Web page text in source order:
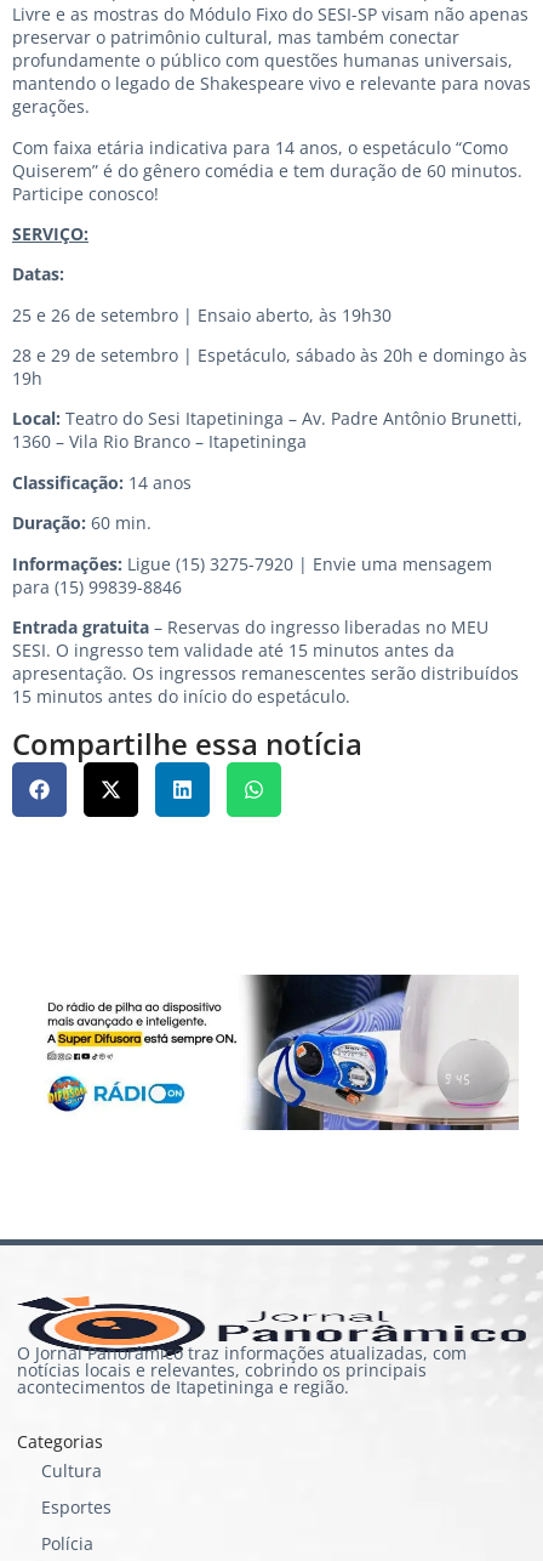
Livre e as mostras do Módulo Fixo do SESI-SP visam não apenas
preservar o patrimônio cultural, mas também conectar
profundamente o público com questões humanas universais,
mantendo o legado de Shakespeare vivo e relevante para novas
gerações.
Com faixa etária indicativa para 14 anos, o espetáculo “Como
Quiserem” é do gênero comédia e tem duração de 60 minutos.
Participe conosco!
SERVIÇO:
Datas:
25 e 26 de setembro | Ensaio aberto, às 19h30
28 e 29 de setembro | Espetáculo, sábado às 20h e domingo às
19h
Local: Teatro do Sesi Itapetininga – Av. Padre Antônio Brunetti,
1360 – Vila Rio Branco – Itapetininga
Classificação: 14 anos
Duração: 60 min.
Informações: Ligue (15) 3275-7920 | Envie uma mensagem
para (15) 99839-8846
Entrada gratuita – Reservas do ingresso liberadas no MEU
SESI. O ingresso tem validade até 15 minutos antes da
apresentação. Os ingressos remanescentes serão distribuídos
15 minutos antes do início do espetáculo.
Compartilhe essa notícia
O Jornal Panorâmico traz informações atualizadas, com
notícias locais e relevantes, cobrindo os principais
acontecimentos de Itapetininga e região.
Categorias
Cultura
Esportes
Polícia